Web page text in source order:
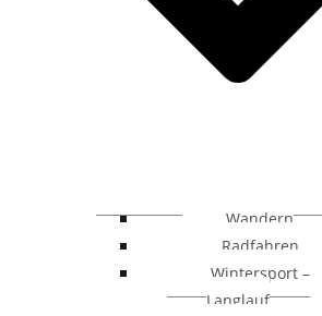
Wandern
Radfahren
Wintersport –
Langlauf